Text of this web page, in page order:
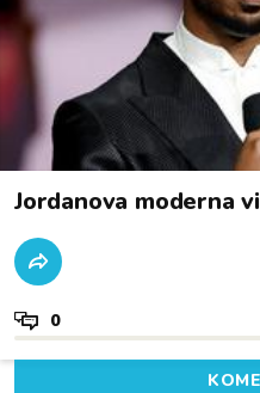
Jordanova moderna
0